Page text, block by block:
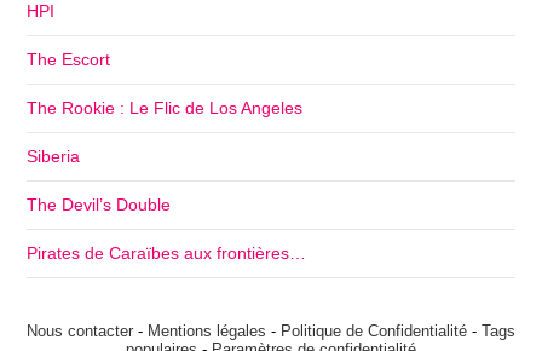
HPI
The Escort
The Rookie : Le Flic de Los Angeles
Siberia
The Devil’s Double
Pirates de Caraïbes aux frontières…
Nous contacter - Mentions légales - Politique de Confidentialité - Tags